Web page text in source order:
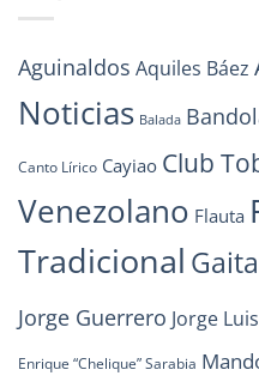
Aguinaldos Aquiles Báez
Noticias Balada
Canto Lírico Cayiao Club
Venezolano Flauta
Tradicional
Jorge Guerrero Jorge
Enrique “Chelique” Sarabia